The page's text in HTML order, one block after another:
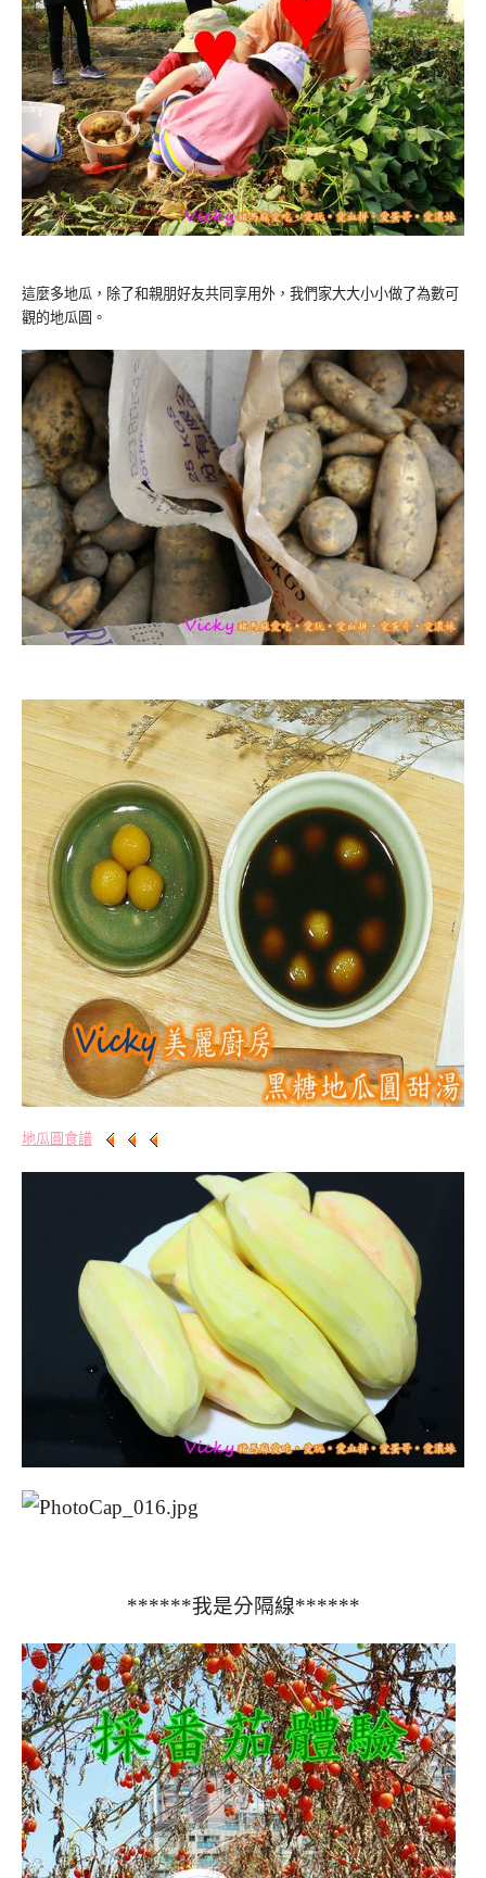
這麼多地瓜，除了和親朋好友共同享用外，我們家大大小小做了為數可
觀的地瓜圓。
地瓜圓食譜
******我是分隔線******